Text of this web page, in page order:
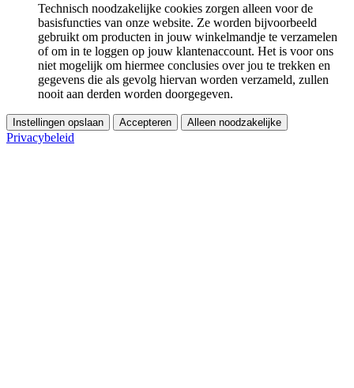
Technisch noodzakelijke cookies zorgen alleen voor de
basisfuncties van onze website. Ze worden bijvoorbeeld
gebruikt om producten in jouw winkelmandje te verzamelen
of om in te loggen op jouw klantenaccount. Het is voor ons
niet mogelijk om hiermee conclusies over jou te trekken en
gegevens die als gevolg hiervan worden verzameld, zullen
nooit aan derden worden doorgegeven.
Instellingen opslaan Accepteren Alleen noodzakelijke
Privacybeleid